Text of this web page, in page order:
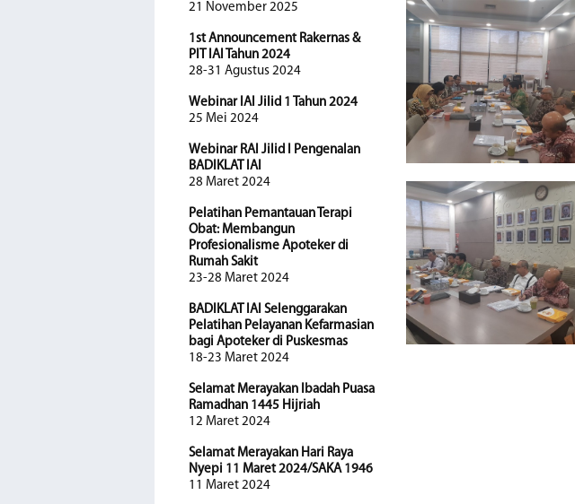
21 November 2025
1st Announcement Rakernas &
PIT IAI Tahun 2024
28-31 Agustus 2024
Webinar IAI Jilid 1 Tahun 2024
25 Mei 2024
Webinar RAI Jilid I Pengenalan
BADIKLAT IAI
28 Maret 2024
Pelatihan Pemantauan Terapi
Obat: Membangun
Profesionalisme Apoteker di
Rumah Sakit
23-28 Maret 2024
BADIKLAT IAI Selenggarakan
Pelatihan Pelayanan Kefarmasian
bagi Apoteker di Puskesmas
18-23 Maret 2024
Selamat Merayakan Ibadah Puasa
Ramadhan 1445 Hijriah
12 Maret 2024
Selamat Merayakan Hari Raya
Nyepi 11 Maret 2024/SAKA 1946
11 Maret 2024